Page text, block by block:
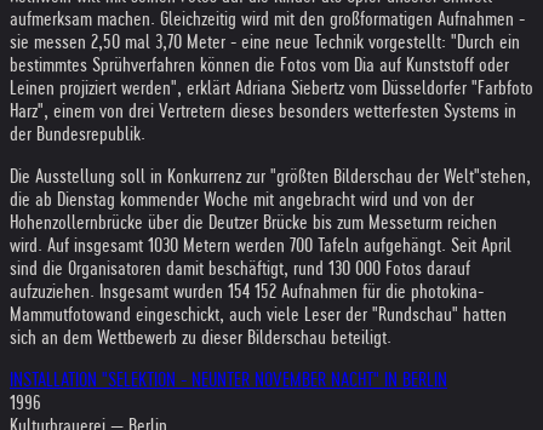
aufmerksam machen. Gleichzeitig wird mit den großformatigen Aufnahmen -
sie messen 2,50 mal 3,70 Meter - eine neue Technik vorgestellt: "Durch ein
bestimmtes Sprühverfahren können die Fotos vom Dia auf Kunststoff oder
Leinen projiziert werden", erklärt Adriana Siebertz vom Düsseldorfer "Farbfoto
Harz", einem von drei Vertretern dieses besonders wetterfesten Systems in
der Bundesrepublik.
Die Ausstellung soll in Konkurrenz zur "größten Bilderschau der Welt"stehen,
die ab Dienstag kommender Woche mit angebracht wird und von der
Hohenzollernbrücke über die Deutzer Brücke bis zum Messeturm reichen
wird. Auf insgesamt 1030 Metern werden 700 Tafeln aufgehängt. Seit April
sind die Organisatoren damit beschäftigt, rund 130 000 Fotos darauf
aufzuziehen. Insgesamt wurden 154 152 Aufnahmen für die photokina-
Mammutfotowand eingeschickt, auch viele Leser der "Rundschau" hatten
sich an dem Wettbewerb zu dieser Bilderschau beteiligt.
INSTALLATION "SELEKTION - NEUNTER NOVEMBER NACHT" IN BERLIN
1996